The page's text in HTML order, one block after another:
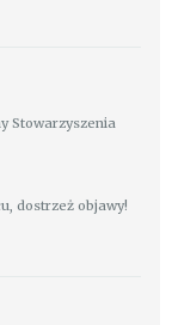
Stowarzyszenia
dostrzeż objawy!